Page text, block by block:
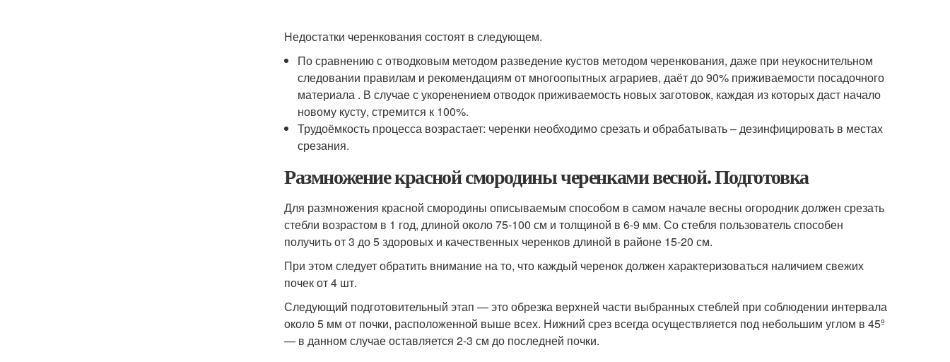
Недостатки черенкования состоят в следующем.
По сравнению с отводковым методом разведение кустов методом черенкования, даже при неукоснительном
следовании правилам и рекомендациям от многоопытных аграриев, даёт до 90% приживаемости посадочного
материала . В случае с укоренением отводок приживаемость новых заготовок, каждая из которых даст начало
новому кусту, стремится к 100%.
Трудоёмкость процесса возрастает: черенки необходимо срезать и обрабатывать – дезинфицировать в местах
срезания.
Размножение красной смородины черенками весной. Подготовка
Для размножения красной смородины описываемым способом в самом начале весны огородник должен срезать
стебли возрастом в 1 год, длиной около 75-100 см и толщиной в 6-9 мм. Со стебля пользователь способен
получить от 3 до 5 здоровых и качественных черенков длиной в районе 15-20 см.
При этом следует обратить внимание на то, что каждый черенок должен характеризоваться наличием свежих
почек от 4 шт.
Следующий подготовительный этап — это обрезка верхней части выбранных стеблей при соблюдении интервала
около 5 мм от почки, расположенной выше всех. Нижний срез всегда осуществляется под небольшим углом в 45º
— в данном случае оставляется 2-3 см до последней почки.